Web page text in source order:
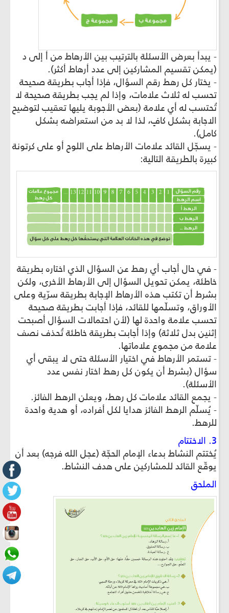
- يبدأ بعرض الأسئلة بالترتيب بين الأرهاط من أ إلى د
(يمكن تقسيم المشاركين إلى عدد أرهاط أكثر).
- يختار كل رهط رقم السؤال، فإذا أجاب بطريقة صحيحة
تحسب له ثلاث علامات، وإذا لم يجب بطريقة صحيحة لا
تُحتسب له أي علامة (بعض الأجوبة يليها تعقيب لتوضيح
الاجابة بشكل كافٍ، لذا لا بد من استعراضه بشكل
كامل).
- يسجّل القائد علامات الأرهاط على اللوح أو على كرتونة
كبيرة بالطريقة التالية:
- في حال أجاب أي رهط عن السؤال الذي اختاره بطريقة
خاطئة، يمكن تحويل السؤال إلى الأرهاط الأخرى، ولكن
بشرط أن تكتب هذه الأرهاط الإجابة بطريقة سرّية وعلى
الأوراق، وتسلّمها للقائد، فإذا أجابت بطريقة صحيحة
تحسب علامة واحدة لها (لأن احتمالات السؤال أصبحت
إثنين بدل ثلاثة) وإذا أجابت بطريقة خاطئة تُحذف نصف
علامة من مجموع علاماتها.
- تستمر الأرهاط في اختيار الأسئلة حتى لا يبقى أي
سؤال (بشرط أن يكون كل رهط اختار نفس عدد
الأسئلة).
- يجمع القائد علامات كل رهط، ويعلن الرهط الفائز.
- يُسلّم الرهط الفائز هدايا لكل أفراده، أو هدية واحدة
للرهط.
3. الاختتام
يُختتم النشاط بدعاء الإمام الحجّة (عجل الله فرجه) بعد أن
يوقّع القائد للمشاركين على هدف النشاط.
الملحق